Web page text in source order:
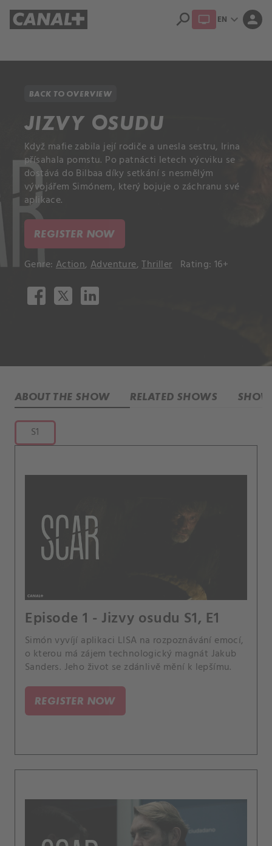
search EN expand_more person
BACK TO OVERVIEW
JIZVY OSUDU
Když mafie zabila její rodiče a unesla sestru, Irina
přísahala pomstu. Po patnácti letech výcviku se
dostává do Bilbaa díky setkání s nesmělým
vývojářem Simónem, který bojuje o záchranu své
aplikace.
REGISTER NOW
Genre: Action,Adventure,Thriller Rating: 16+
ABOUT THE SHOW RELATED SHOWS
S1
Episode 1 - Jizvy osudu S1, E1
Simón vyvíjí aplikaci LISA na rozpoznávání emocí,
o kterou má zájem technologický magnát Jakub
Sanders. Jeho život se zdánlivě mění k lepšímu.
REGISTER NOW